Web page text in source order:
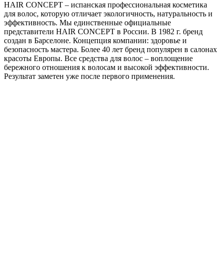
HAIR CONCEPT – испанская профессиональная косметика
для волос, которую отличает экологичность, натуральность и
эффективность. Мы единственные официальные
представители HAIR CONCEPT в России. В 1982 г. бренд
создан в Барселоне. Концепция компании: здоровье и
безопасность мастера. Более 40 лет бренд популярен в салонах
красоты Европы. Все средства для волос – воплощение
бережного отношения к волосам и высокой эффективности.
Результат заметен уже после первого применения.